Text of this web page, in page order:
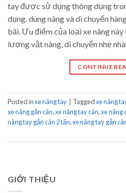
tay được sử dụng thông dụng
dụng. dùng nâng và di chuyển
bãi. Ưu điểm của loại xe nâng
lượng vật nâng, di chuyển nhẹ
CONTINUE
Posted inxe nâng tay Taggedxe nâng
xe nâng gắn cân,xe nâng tay cân,xe nâng
nâng tay gắn cân 2 tấn,xe nâng tay gắn
GIỚI THIỆU